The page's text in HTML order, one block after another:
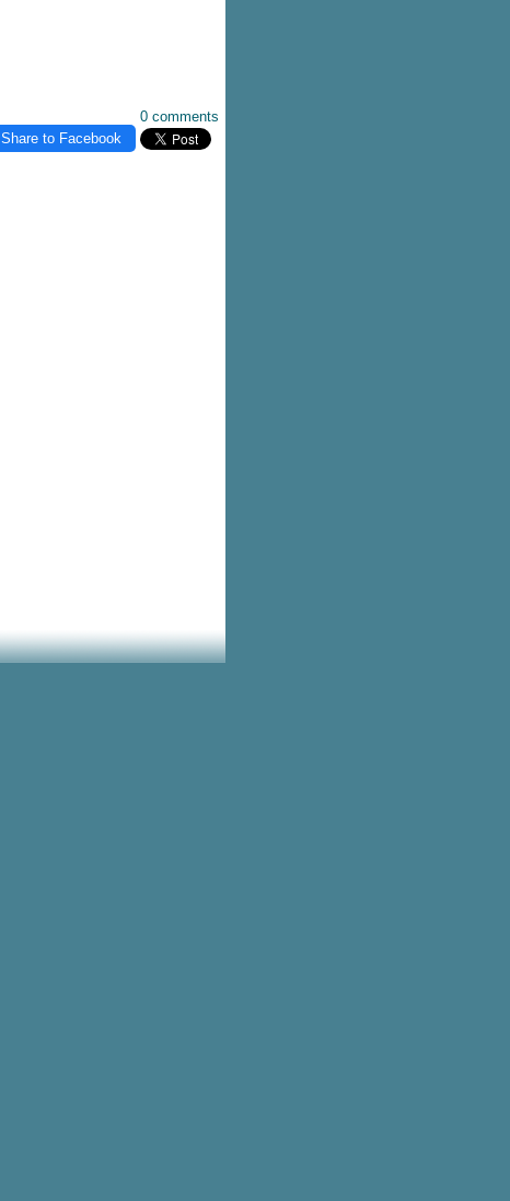
0 comments
Share to Facebook